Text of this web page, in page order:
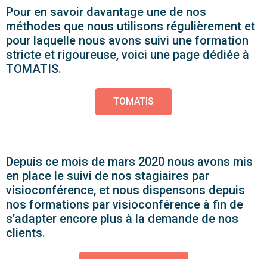
Pour en savoir davantage une de nos
méthodes que nous utilisons régulièrement et
pour laquelle nous avons suivi une formation
stricte et rigoureuse, voici une page dédiée à
TOMATIS.
TOMATIS
Depuis ce mois de mars 2020 nous avons mis
en place le suivi de nos stagiaires par
visioconférence, et nous dispensons depuis
nos formations par visioconférence à fin de
s’adapter encore plus à la demande de nos
clients.